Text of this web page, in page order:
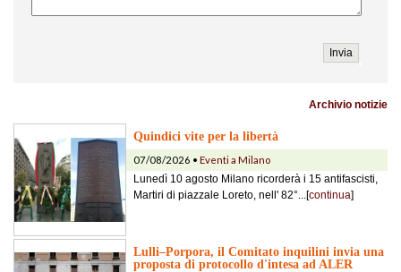
Archivio notizie
Quindici vite per la libertà
07/08/2026 • Eventi a Milano
Lunedì 10 agosto Milano ricorderà i 15 antifascisti,
Martiri di piazzale Loreto, nell' 82°...[continua]
Lulli–Porpora, il Comitato inquilini invia una
proposta di protocollo d'intesa ad ALER